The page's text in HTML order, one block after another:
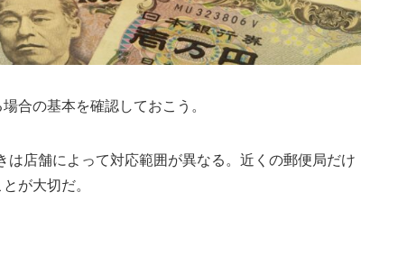
合の基本を確認しておこう。
店舗によって対応範囲が異なる。近くの郵便局だけ
が大切だ。